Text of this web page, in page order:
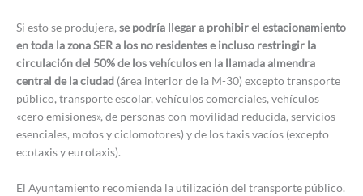
Si esto se produjera,se podría llegar a prohibir el estacionamiento
en toda la zona SER a los no residentes e incluso restringir la
circulación del 50% de los vehículos en la llamada almendra
central de la ciudad (área interior de la M-30) excepto transporte
público, transporte escolar, vehículos comerciales, vehículos
«cero emisiones», de personas con movilidad reducida, servicios
esenciales, motos y ciclomotores) y de los taxis vacíos (excepto
ecotaxis y eurotaxis).
El Ayuntamiento recomienda la utilización del transporte público.